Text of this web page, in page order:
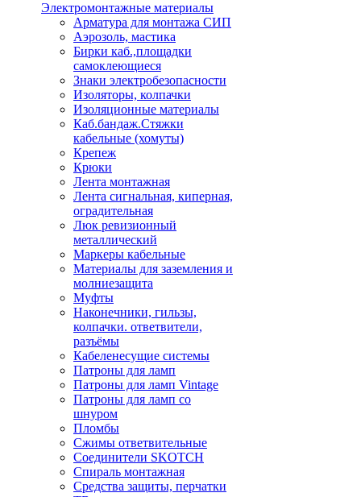
Электромонтажные материалы
Арматура для монтажа СИП
Аэрозоль, мастика
Бирки каб.,площадки
самоклеющиеся
Знаки электробезопасности
Изоляторы, колпачки
Изоляционные материалы
Каб.бандаж.Стяжки
кабельные (хомуты)
Крепеж
Крюки
Лента монтажная
Лента сигнальная, киперная,
оградительная
Люк ревизионный
металлический
Маркеры кабельные
Материалы для заземления и
молниезащита
Муфты
Наконечники, гильзы,
колпачки. ответвители,
разъёмы
Кабеленесущие системы
Патроны для ламп
Патроны для ламп Vintage
Патроны для ламп со
шнуром
Пломбы
Сжимы ответвительные
Соединители SKOTCH
Спираль монтажная
Средства защиты, перчатки